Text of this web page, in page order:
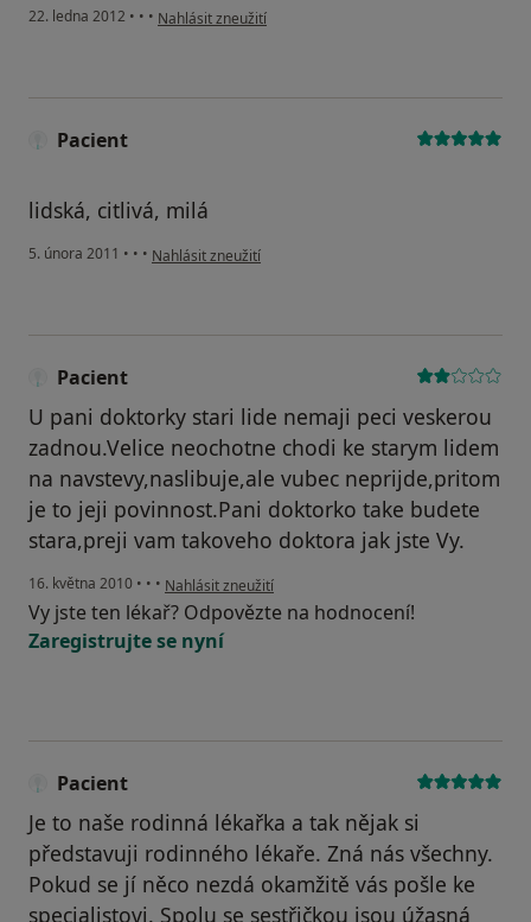
22. ledna 2012 • • • podle názoru uživatele Váš účet byl odstraněn
Nahlásit zneužití
Pacient
lidská, citlivá, milá
5. února 2011 • • • podle názoru uživatele Pacient
Nahlásit zneužití
Pacient
U pani doktorky stari lide nemaji peci veskerou
zadnou.Velice neochotne chodi ke starym lidem
na navstevy,naslibuje,ale vubec neprijde,pritom
je to jeji povinnost.Pani doktorko take budete
stara,preji vam takoveho doktora jak jste Vy.
16. května 2010 • • • podle názoru uživatele Pacient
Nahlásit zneužití
Vy jste ten lékař? Odpovězte na hodnocení!
Zaregistrujte se nyní
Pacient
Je to naše rodinná lékařka a tak nějak si
představuji rodinného lékaře. Zná nás všechny.
Pokud se jí něco nezdá okamžitě vás pošle ke
specialistovi. Spolu se sestřičkou jsou úžasná